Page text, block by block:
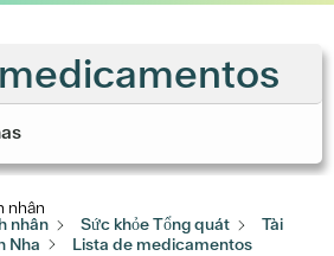
nhân
nhân Sức khỏe Tổng quát
Tài
Nha
Lista de medicamentos